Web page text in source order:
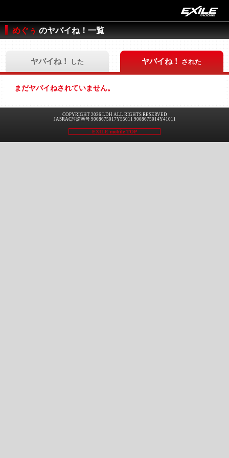
めぐぅ のヤバイね！一覧
ヤバイね！ した ヤバイね！ された
まだヤバイねされていません。
COPYRIGHT 2026 LDH ALL RIGHTS RESERVED
JASRAC許諾番号 9008675017Y55011 9008675014Y41011
EXILE mobile TOP